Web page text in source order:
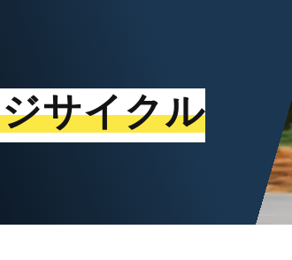
サイクル